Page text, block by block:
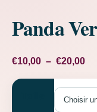
Panda
€10,00 – €20,00